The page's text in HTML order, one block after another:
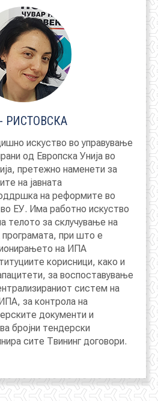
РИСТОВСКА
искуство во управување
од Европска Унија во
претежно наменети за
на јавната
на реформите во
ЕУ. Има работно искуство
телото за склучување на
при што е
на ИПА
корисници, како и
за воспоставување
систем на
за контрола на
документи и
бројни тендерски
сите Твининг договори.